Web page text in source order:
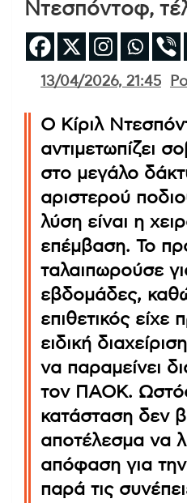
Ντεσπόντοφ,
13/04/2026, 21:45
Ο Κίριλ
αντιμετωπίζει
στο μεγάλο
αριστερού
λύση είναι η
επέμβαση. Το
ταλαιπωρούσε
εβδομάδες,
επιθετικός είχε
ειδική
να παραμείνει
τον ΠΑΟΚ.
κατάσταση δεν
αποτέλεσμα να
απόφαση για
παρά τις